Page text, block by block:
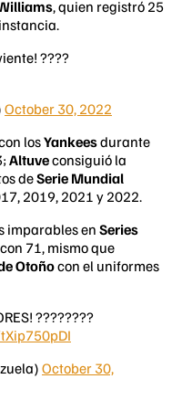
, quien registró 25
????
October 30, 2022
losYankeesdurante
Altuveconsiguió la
deSerie Mundial
2019, 2021 y 2022.
imparables en Series
con 71, mismo que
Otoñocon el uniformes
????????
October 30,